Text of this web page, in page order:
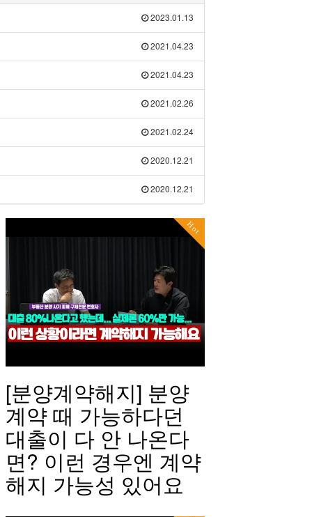
2023.01.13
2021.04.23
2021.04.23
2021.02.26
2021.02.24
2020.12.21
2020.12.21
Hot
[분양계약해지] 분양
계약 때 가능하다던
대출이 다 안 나온다
면? 이런 경우엔 계약
해지 가능성 있어요